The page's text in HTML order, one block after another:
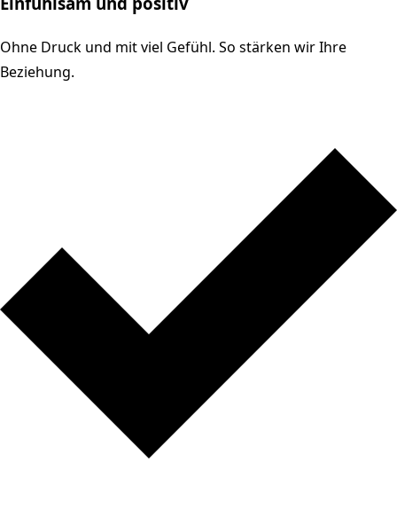
Ohne Druck und mit viel Gefühl. So stärken wir Ihre
Beziehung.